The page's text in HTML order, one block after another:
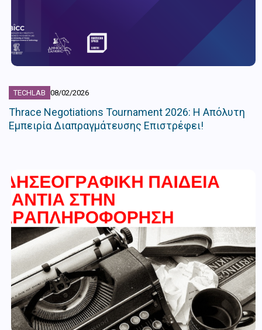
TECHLAB 08/02/2026
Thrace Negotiations Tournament 2026: Η Απόλυτη
Εμπειρία Διαπραγμάτευσης Επιστρέφει!